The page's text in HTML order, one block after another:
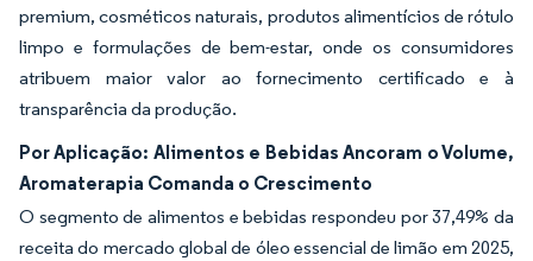
premium, cosméticos naturais, produtos alimentícios de rótulo
limpo e formulações de bem-estar, onde os consumidores
atribuem maior valor ao fornecimento certificado e à
transparência da produção.
Por Aplicação: Alimentos e Bebidas Ancoram o Volume,
Aromaterapia Comanda o Crescimento
O segmento de alimentos e bebidas respondeu por 37,49% da
receita do mercado global de óleo essencial de limão em 2025,